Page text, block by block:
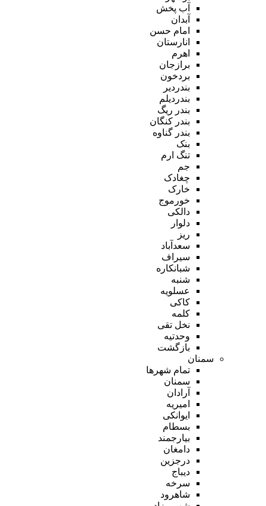
آب پخش
آبدان
امام حسن
انارستان
اهرم
برازجان
بردخون
بندردیر
بندردیلم
بندر ریگ
بندر کنگان
بندر گناوه
بنک
تنگ ارم
جم
چغادک
خارک
خورموج
دالکی
دلوار
ریز
سعدآباد
سیراف
شبانکاره
شنبه
عسلویه
کاکی
کلمه
نخل تقی
وحدتیه
بازگشت
سمنان
تمام شهر‌ها
سمنان
آرادان
امیریه
ایوانکی
بسطام
بیارجمند
دامغان
درجزین
دیباج
سرخه
شاهرود